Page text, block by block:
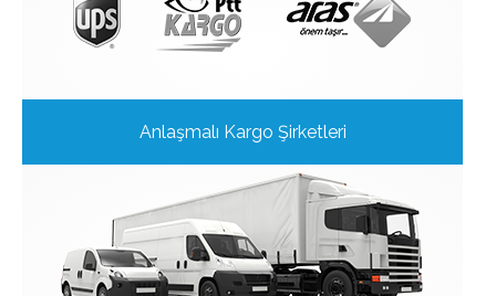
Anlaşmalı Kargo Şirketleri